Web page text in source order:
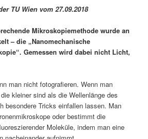
TU Wien vom 27.09.2018
Mikroskopiemethode wurde an
– die „Nanomechanische
Gemessen wird dabei nicht Licht,
man nicht fotografieren. Wenn man
kleiner sind als die Wellenlänge des
besondere Tricks einfallen lassen. Man
oder bestimmt die
Moleküle, indem man eine